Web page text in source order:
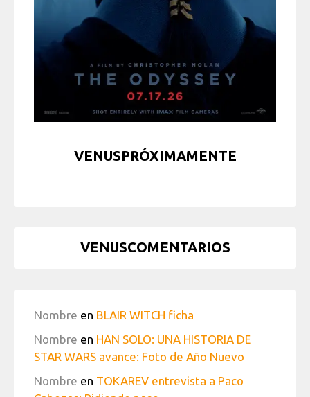
VENUSPRÓXIMAMENTE
VENUSCOMENTARIOS
Nombre en BLAIR WITCH ficha
Nombre en HAN SOLO: UNA HISTORIA DE
STAR WARS avance: Foto de Año Nuevo
Nombre en TOKAREV entrevista a Paco